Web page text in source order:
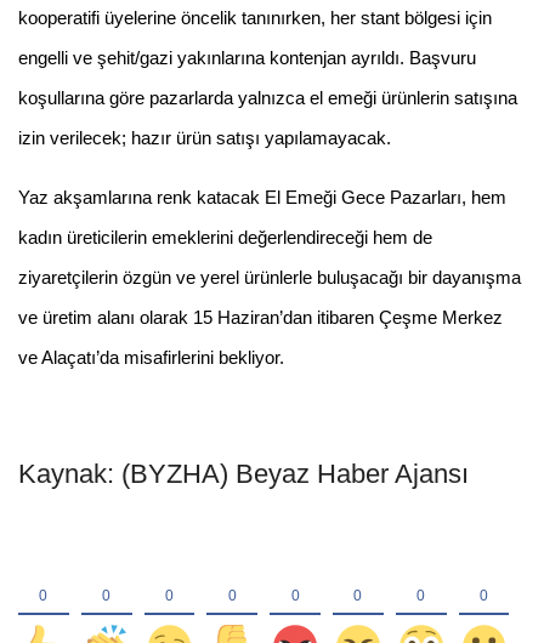
kooperatifi üyelerine öncelik tanınırken, her stant bölgesi için
engelli ve şehit/gazi yakınlarına kontenjan ayrıldı. Başvuru
koşullarına göre pazarlarda yalnızca el emeği ürünlerin satışına
izin verilecek; hazır ürün satışı yapılamayacak.
Yaz akşamlarına renk katacak El Emeği Gece Pazarları, hem
kadın üreticilerin emeklerini değerlendireceği hem de
ziyaretçilerin özgün ve yerel ürünlerle buluşacağı bir dayanışma
ve üretim alanı olarak 15 Haziran’dan itibaren Çeşme Merkez
ve Alaçatı’da misafirlerini bekliyor.
Kaynak: (BYZHA) Beyaz Haber Ajansı